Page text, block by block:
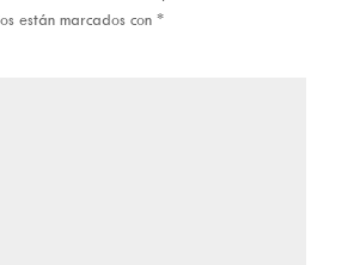
están marcados con *